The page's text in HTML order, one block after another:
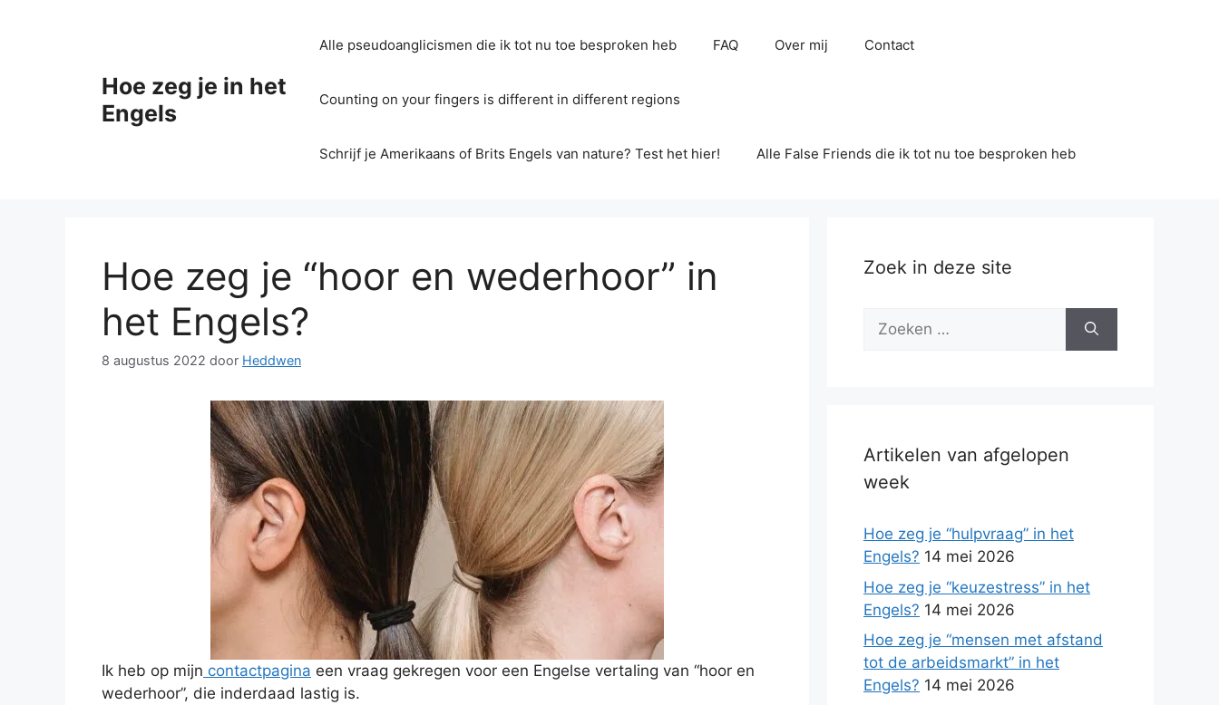
Hoe zeg je in het
Engels
Alle pseudoanglicismen die ik tot nu toe besproken heb FAQ Over mij Contact
Counting on your fingers is different in different regions
Schrijf je Amerikaans of Brits Engels van nature? Test het hier! Alle False Friends die ik tot nu toe besproken heb
Hoe zeg je “hoor en wederhoor” in
het Engels?
8 augustus 2022 door Heddwen
Ik heb op mijn contactpagina een vraag gekregen voor een Engelse vertaling van “hoor en
wederhoor”, die inderdaad lastig is.
Zoek in deze site
Zoek
Artikelen van afgelopen
week
Hoe zeg je “hulpvraag” in het
Engels? 14 mei 2026
Hoe zeg je “keuzestress” in het
Engels? 14 mei 2026
Hoe zeg je “mensen met afstand
tot de arbeidsmarkt” in het
Engels? 14 mei 2026